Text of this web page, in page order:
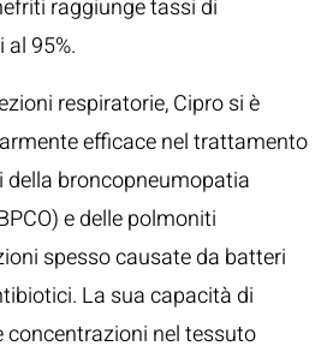
raggiunge tassi di
95%.
respiratorie, Cipro si è
efficace nel trattamento
broncopneumopatia
e delle polmoniti
spesso causate da batteri
La sua capacità di
concentrazioni nel tessuto